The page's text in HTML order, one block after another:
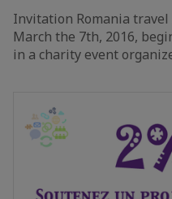
Invitation Romania
March the 7th, 2016,
in a charity event